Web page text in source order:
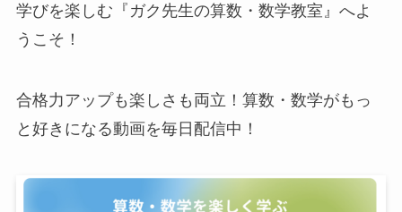
学びを楽しむ『ガク先生の算数・数学教室』へよ
うこそ！
合格力アップも楽しさも両立！算数・数学がもっ
と好きになる動画を毎日配信中！